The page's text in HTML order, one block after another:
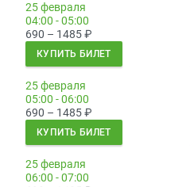
25 февраля
04:00 - 05:00
690 – 1485₽
КУПИТЬ БИЛЕТ
25 февраля
05:00 - 06:00
690 – 1485₽
КУПИТЬ БИЛЕТ
25 февраля
06:00 - 07:00